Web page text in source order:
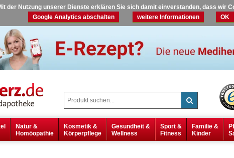
der Nutzung unserer Dienste erklären Sie sich damit einverstanden, dass wir
Google Analytics abschalten
weitere Informationen OK
Natur &
Homöopathie
Kosmetik &
Körperpflege
Gesundheit &
Wellness
Sport &
Fitness
Familie &
Kinder